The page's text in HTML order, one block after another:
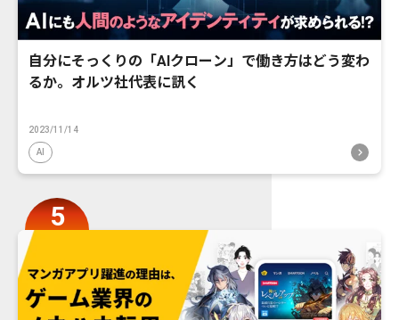
自分にそっくりの「AIクローン」で働き方はどう変わ
るか。オルツ社代表に訊く
2023/11/14
AI